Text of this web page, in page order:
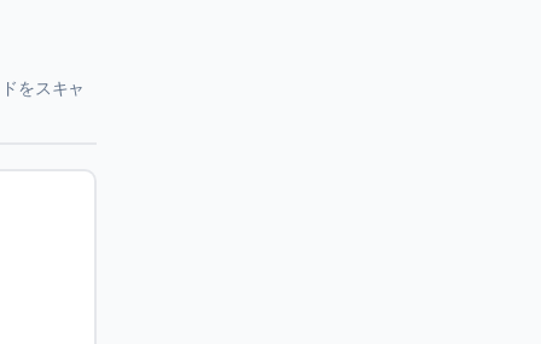
をスキャ